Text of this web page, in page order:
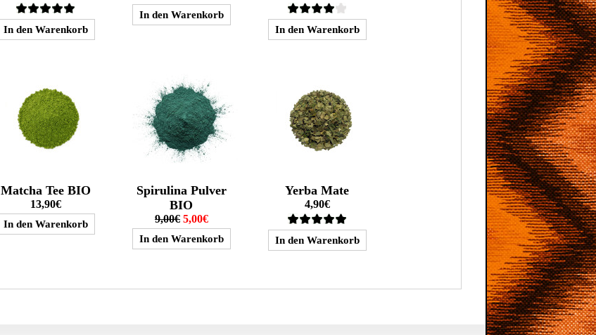
Matcha Tee BIO
13,90€
Spirulina Pulver
BIO
9,00€ 5,00€
Yerba Mate
4,90€